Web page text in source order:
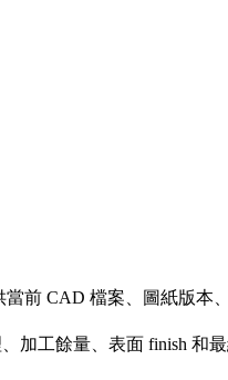
前 CAD 檔案、圖紙版本
、加工餘量、表面 finish 和